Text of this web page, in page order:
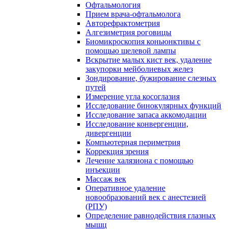
Офтальмология
Прием врача-офтальмолога
Авторефрактометрия
Алгезиметрия роговицы
Биомикроскопия коньюнктивы с
помощью щелевой лампы
Вскрытие малых кист век, удаление
закупорки мейболиевых желез
Зондирование, бужирование слезных
путей
Измерение угла косоглазия
Исследование бинокулярных функций
Исследование запаса аккомодации
Исследование конвергенции,
дивергенции
Компьютерная периметрия
Коррекция зрения
Лечение халязиона с помощью
инъекции
Массаж век
Оперативное удаление
новообразований век с анестезией
(РПУ)
Определение равнодействия глазных
мышц